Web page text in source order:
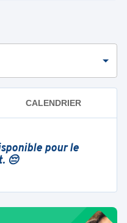
CALENDRIER
pour le
😔